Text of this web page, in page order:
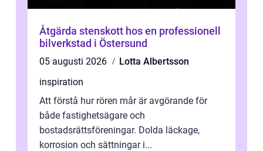
Åtgärda stenskott hos en professionell
bilverkstad i Östersund
05 augusti 2026
Lotta Albertsson
inspiration
Att förstå hur rören mår är avgörande för
både fastighetsägare och
bostadsrättsföreningar. Dolda läckage,
korrosion och sättningar i...